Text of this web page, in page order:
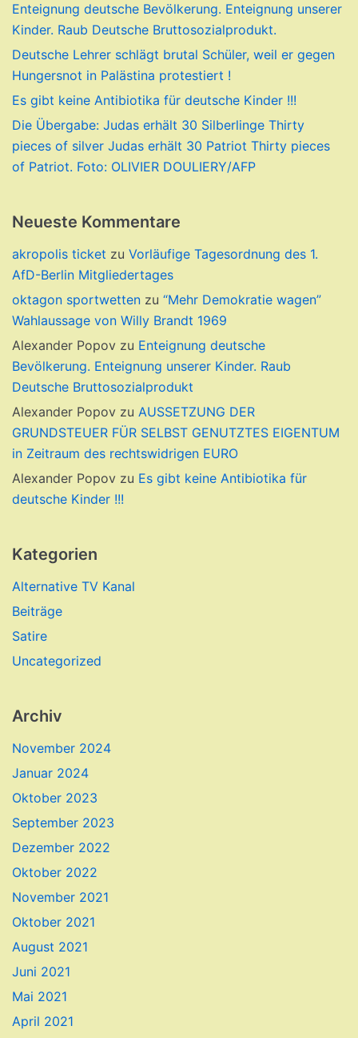
Enteignung deutsche Bevölkerung. Enteignung unserer
Kinder. Raub Deutsche Bruttosozialprodukt.
Deutsche Lehrer schlägt brutal Schüler, weil er gegen
Hungersnot in Palästina protestiert !
Es gibt keine Antibiotika für deutsche Kinder !!!
Die Übergabe: Judas erhält 30 Silberlinge Thirty
pieces of silver Judas erhält 30 Patriot Thirty pieces
of Patriot. Foto: OLIVIER DOULIERY/AFP
Neueste Kommentare
akropolis ticket zu Vorläufige Tagesordnung des 1.
AfD-Berlin Mitgliedertages
oktagon sportwetten zu “Mehr Demokratie wagen”
Wahlaussage von Willy Brandt 1969
Alexander Popov zu Enteignung deutsche
Bevölkerung. Enteignung unserer Kinder. Raub
Deutsche Bruttosozialprodukt
Alexander Popov zu AUSSETZUNG DER
GRUNDSTEUER FÜR SELBST GENUTZTES EIGENTUM
in Zeitraum des rechtswidrigen EURO
Alexander Popov zu Es gibt keine Antibiotika für
deutsche Kinder !!!
Kategorien
Alternative TV Kanal
Beiträge
Satire
Uncategorized
Archiv
November 2024
Januar 2024
Oktober 2023
September 2023
Dezember 2022
Oktober 2022
November 2021
Oktober 2021
August 2021
Juni 2021
Mai 2021
April 2021